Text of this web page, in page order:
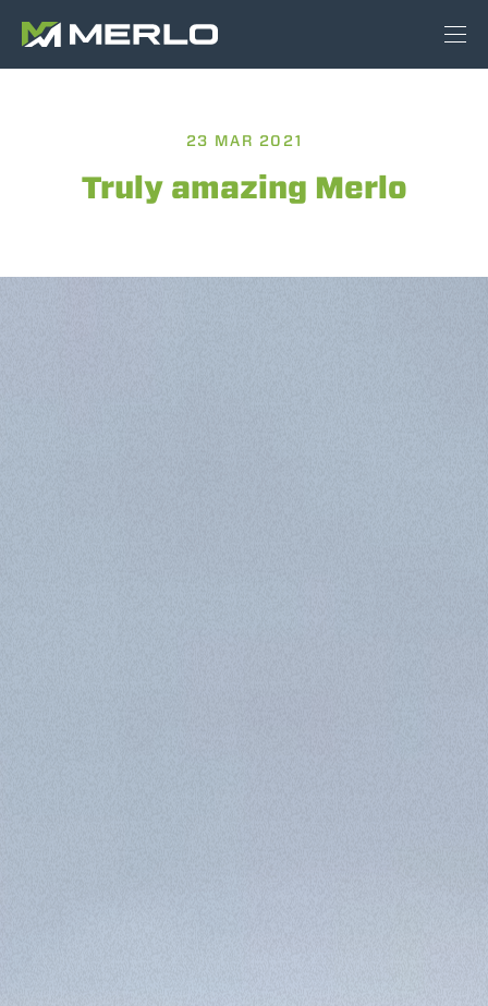
23 MAR 2021
Truly amazing Merlo